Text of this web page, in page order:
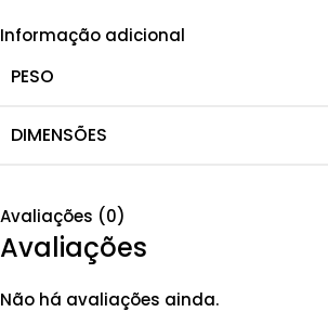
Informação adicional
PESO
DIMENSÕES
Avaliações (0)
Avaliações
Não há avaliações ainda.